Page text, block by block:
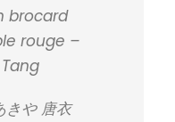
brocard
rouge –
きや 唐衣